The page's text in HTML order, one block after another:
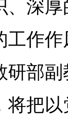
、深
工作
研部
将把